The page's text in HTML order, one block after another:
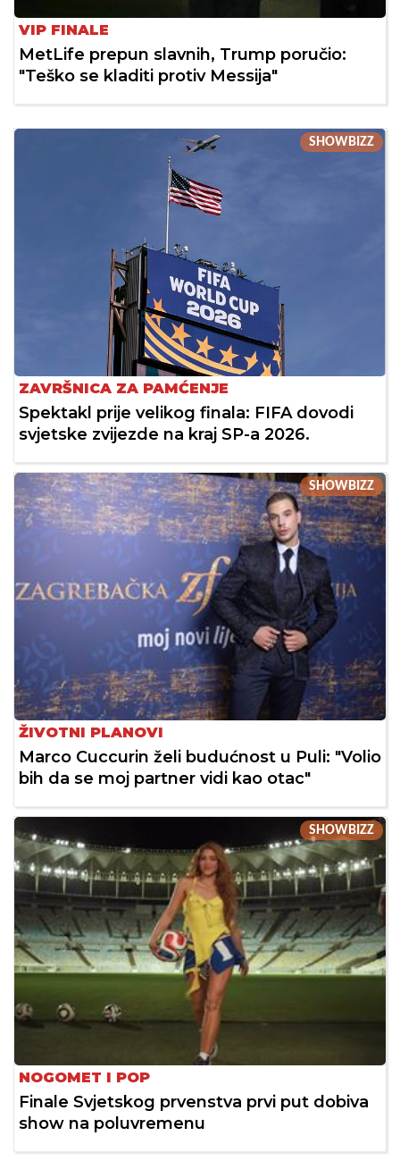
VIP FINALE
MetLife prepun slavnih, Trump poručio:
"Teško se kladiti protiv Messija"
SHOWBIZZ
ZAVRŠNICA ZA PAMĆENJE
Spektakl prije velikog finala: FIFA dovodi
svjetske zvijezde na kraj SP-a 2026.
SHOWBIZZ
ŽIVOTNI PLANOVI
Marco Cuccurin želi budućnost u Puli: "Volio
bih da se moj partner vidi kao otac"
SHOWBIZZ
NOGOMET I POP
Finale Svjetskog prvenstva prvi put dobiva
show na poluvremenu